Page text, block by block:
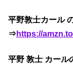
平野敦士カール
⇒https://
平野 敦士 カー